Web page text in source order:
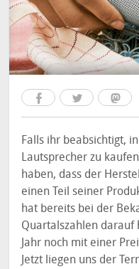
Falls ihr beabsichtigt,
Lautsprecher zu
haben, dass der
einen Teil seiner
hat bereits bei der
Quartalszahlen darauf
Jahr noch mit einer
Jetzt liegen uns der